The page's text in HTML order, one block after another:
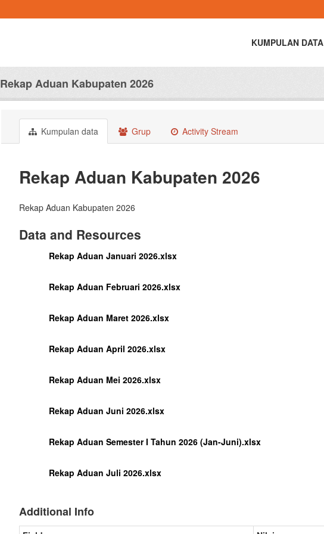
KUMPULAN DATA
Rekap Aduan Kabupaten 2026
Kumpulan data Grup Activity Stream
Rekap Aduan Kabupaten 2026
Rekap Aduan Kabupaten 2026
Data and Resources
Rekap Aduan Januari 2026.xlsx
Rekap Aduan Februari 2026.xlsx
Rekap Aduan Maret 2026.xlsx
Rekap Aduan April 2026.xlsx
Rekap Aduan Mei 2026.xlsx
Rekap Aduan Juni 2026.xlsx
Rekap Aduan Semester I Tahun 2026 (Jan-Juni).xlsx
Rekap Aduan Juli 2026.xlsx
Additional Info